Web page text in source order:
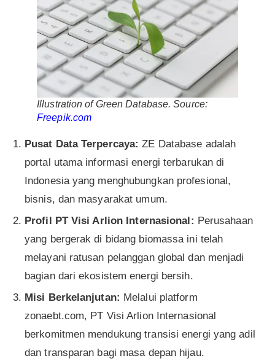
Illustration of Green Database. Source:
Freepik.com
Pusat Data Terpercaya: ZE Database adalah
portal utama informasi energi terbarukan di
Indonesia yang menghubungkan profesional,
bisnis, dan masyarakat umum.
Profil PT Visi Arlion Internasional: Perusahaan
yang bergerak di bidang biomassa ini telah
melayani ratusan pelanggan global dan menjadi
bagian dari ekosistem energi bersih.
Misi Berkelanjutan: Melalui platform
zonaebt.com, PT Visi Arlion Internasional
berkomitmen mendukung transisi energi yang adil
dan transparan bagi masa depan hijau.